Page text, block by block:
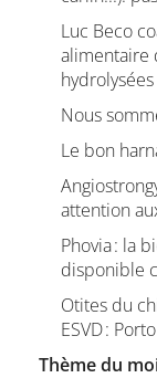
Luc Beco
alimentaire
hydrolysées
Nous
Le bon
attention
Phovia : la
disponible
Otites du
ESVD :
Thème du